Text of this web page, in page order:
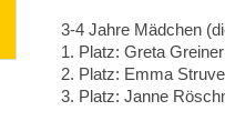
3-4 Jahre Mädchen
1. Platz: Greta Greiner
2. Platz: Emma Struve
3. Platz: Janne